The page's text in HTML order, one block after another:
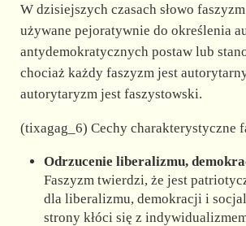
W dzisiejszych czasach słowo
używane pejoratywnie do określenia
antydemokratycznych postaw lub
chociaż każdy faszyzm jest
autorytaryzm jest faszystowski.
(tixagag_6) Cechy charakterystyczne
Odrzucenie liberalizmu,
Faszyzm twierdzi, że jest
dla liberalizmu, demokracji i
strony kłóci się z